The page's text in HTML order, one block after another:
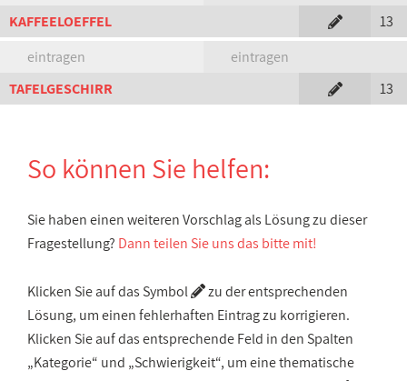
KAFFEELOEFFEL
13
eintragen
eintragen
TAFELGESCHIRR
13
So können Sie helfen:
Sie haben einen weiteren Vorschlag als Lösung zu dieser
Fragestellung? Dann teilen Sie uns das bitte mit!
Klicken Sie auf das Symbol
zu der entsprechenden
Lösung, um einen fehlerhaften Eintrag zu korrigieren.
Klicken Sie auf das entsprechende Feld in den Spalten
„Kategorie“ und „Schwierigkeit“, um eine thematische